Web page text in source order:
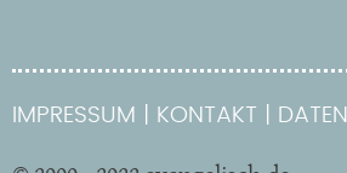
IMPRESSUM KONTAKT